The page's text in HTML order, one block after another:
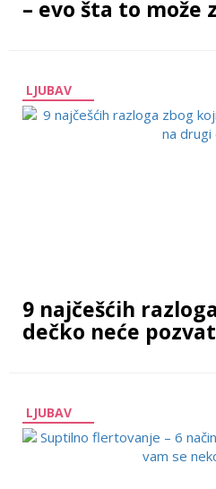
– evo šta to može
LJUBAV
9 najčešćih
dečko neće
LJUBAV